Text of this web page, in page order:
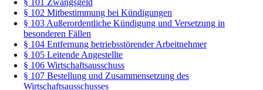
§ 101 Zwangsgeld
§ 102 Mitbestimmung bei Kündigungen
§ 103 Außerordentliche Kündigung und Versetzung in
besonderen Fällen
§ 104 Entfernung betriebsstörender Arbeitnehmer
§ 105 Leitende Angestellte
§ 106 Wirtschaftsausschuss
§ 107 Bestellung und Zusammensetzung des
Wirtschaftsausschusses